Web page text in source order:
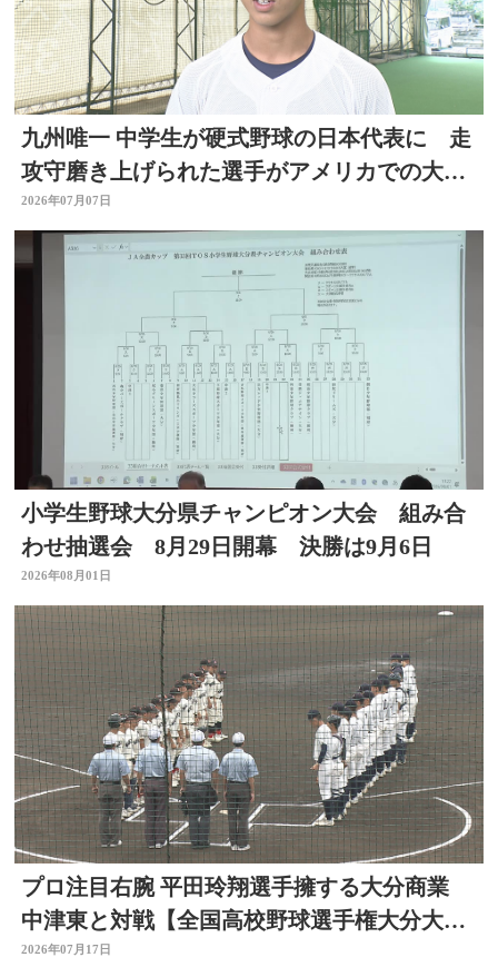
九州唯一 中学生が硬式野球の日本代表に 走
攻守磨き上げられた選手がアメリカでの大会
出場へ 大分
2026年07月07日
小学生野球大分県チャンピオン大会 組み合
わせ抽選会 8月29日開幕 決勝は9月6日
2026年08月01日
プロ注目右腕 平田玲翔選手擁する大分商業
中津東と対戦【全国高校野球選手権大分大
会】
2026年07月17日